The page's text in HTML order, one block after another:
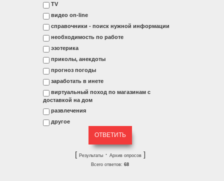
ТV
видео on-line
справочники - поиск нужной информации
необходимость по работе
эзотерика
приколы, анекдоты
прогноз погоды
заработать в инете
виртуальный поход по магазинам с
доставкой на дом
развлечения
другое
[ Результаты· Архив опросов]
Всего ответов: 68